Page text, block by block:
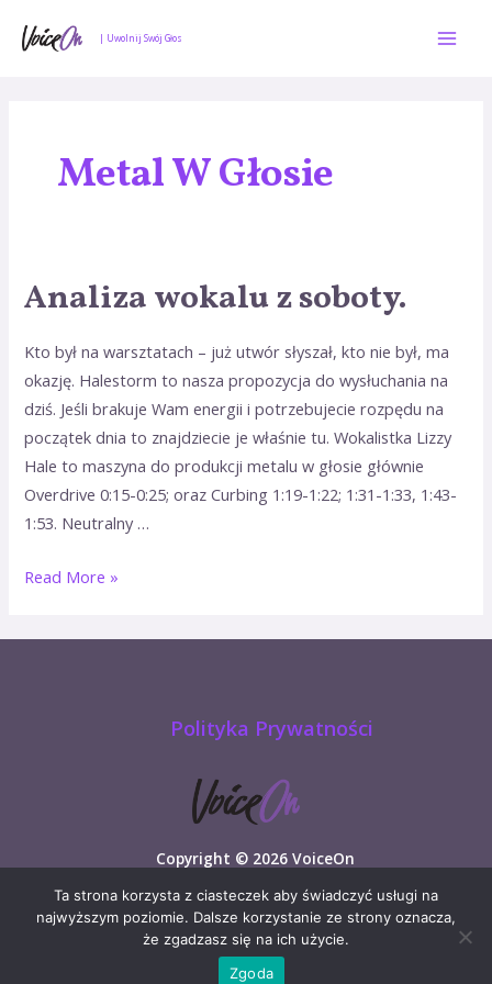
| Uwolnij Swój Głos
Metal W Głosie
Analiza wokalu z soboty.
Kto był na warsztatach – już utwór słyszał, kto nie był, ma
okazję. Halestorm to nasza propozycja do wysłuchania na
dziś. Jeśli brakuje Wam energii i potrzebujecie rozpędu na
początek dnia to znajdziecie je właśnie tu. Wokalistka Lizzy
Hale to maszyna do produkcji metalu w głosie głównie
Overdrive 0:15-0:25; oraz Curbing 1:19-1:22; 1:31-1:33, 1:43-
1:53. Neutralny …
Analiza
z
soboty.
Read More »
Polityka Prywatności
Copyright © 2026 VoiceOn
Ta strona korzysta z ciasteczek aby świadczyć usługi na
najwyższym poziomie. Dalsze korzystanie ze strony oznacza,
że zgadzasz się na ich użycie.
Zgoda